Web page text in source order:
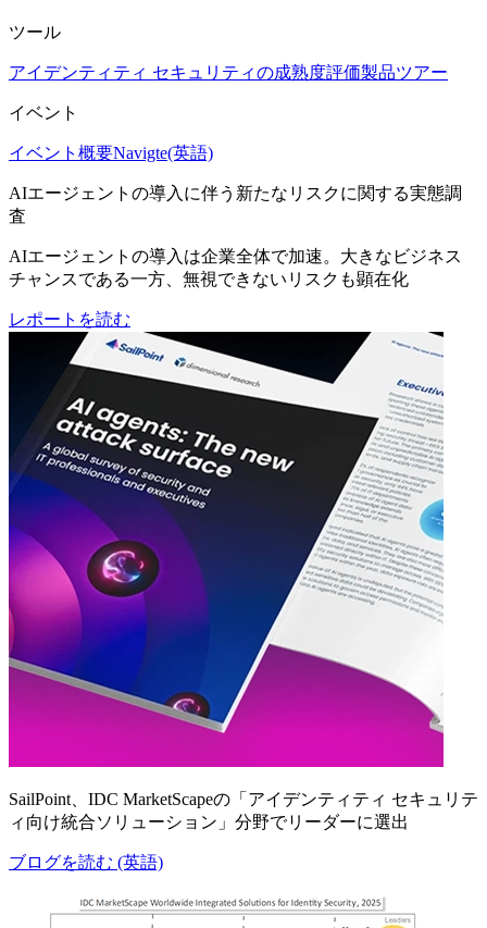
ツール
アイデンティティ セキュリティの成熟度評価製品ツアー
イベント
イベント概要Navigte(英語)
AIエージェントの導入に伴う新たなリスクに関する実態調
査
AIエージェントの導入は企業全体で加速。大きなビジネス
チャンスである一方、無視できないリスクも顕在化
レポートを読む
SailPoint、IDC MarketScapeの「アイデンティティ セキュリテ
ィ向け統合ソリューション」分野でリーダーに選出
ブログを読む (英語)